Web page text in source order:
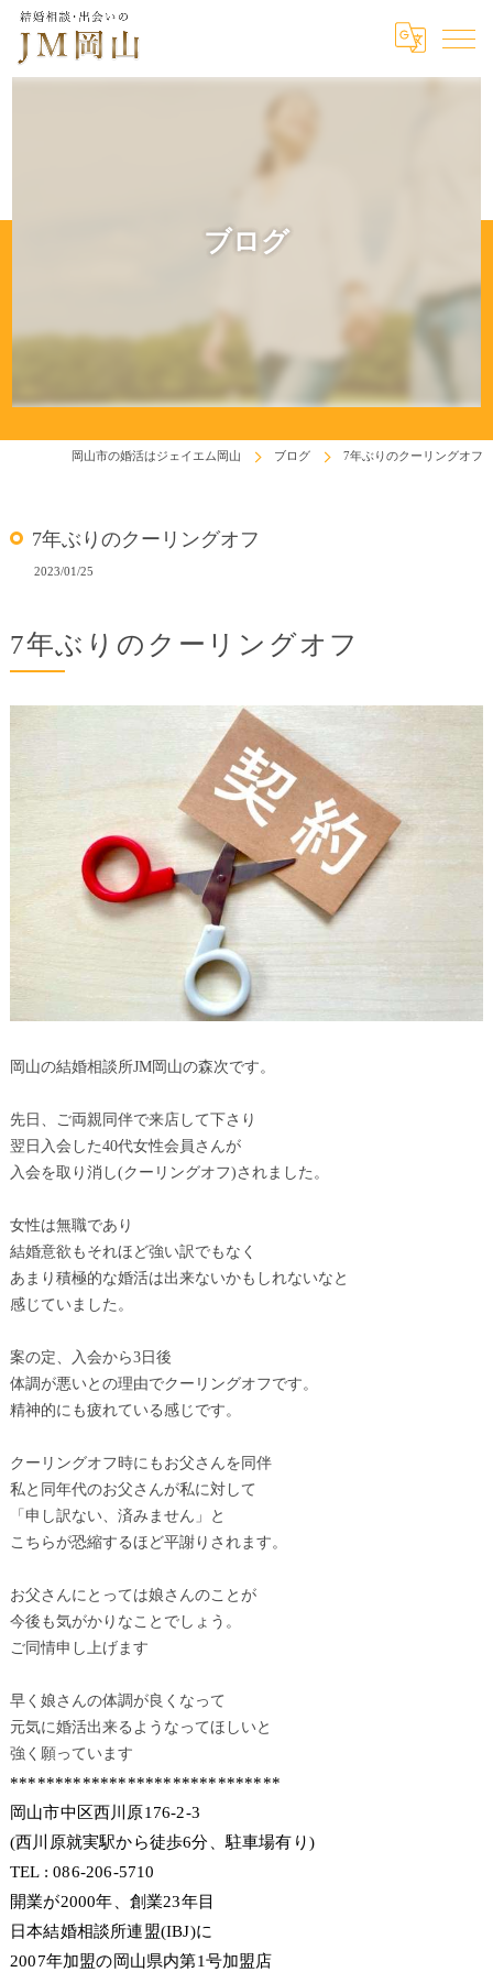
ブログ
岡山市の婚活はジェイエム岡山 ブログ 7年ぶりのクーリングオフ
7年ぶりのクーリングオフ
2023/01/25
7年ぶりのクーリングオフ
岡山の結婚相談所JM岡山の森次です。
先日、ご両親同伴で来店して下さり
翌日入会した40代女性会員さんが
入会を取り消し(クーリングオフ)されました。
女性は無職であり
結婚意欲もそれほど強い訳でもなく
あまり積極的な婚活は出来ないかもしれないなと
感じていました。
案の定、入会から3日後
体調が悪いとの理由でクーリングオフです。
精神的にも疲れている感じです。
クーリングオフ時にもお父さんを同伴
私と同年代のお父さんが私に対して
「申し訳ない、済みません」と
こちらが恐縮するほど平謝りされます。
お父さんにとっては娘さんのことが
今後も気がかりなことでしょう。
ご同情申し上げます
早く娘さんの体調が良くなって
元気に婚活出来るようなってほしいと
強く願っています
******************************
岡山市中区西川原176-2-3
(西川原就実駅から徒歩6分、駐車場有り)
TEL : 086-206-5710
開業が2000年、創業23年目
日本結婚相談所連盟(IBJ)に
2007年加盟の岡山県内第1号加盟店